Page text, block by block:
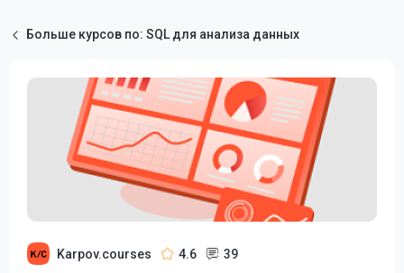
Больше курсов по: SQL для анализа данных
Karpov.courses 4.6 39